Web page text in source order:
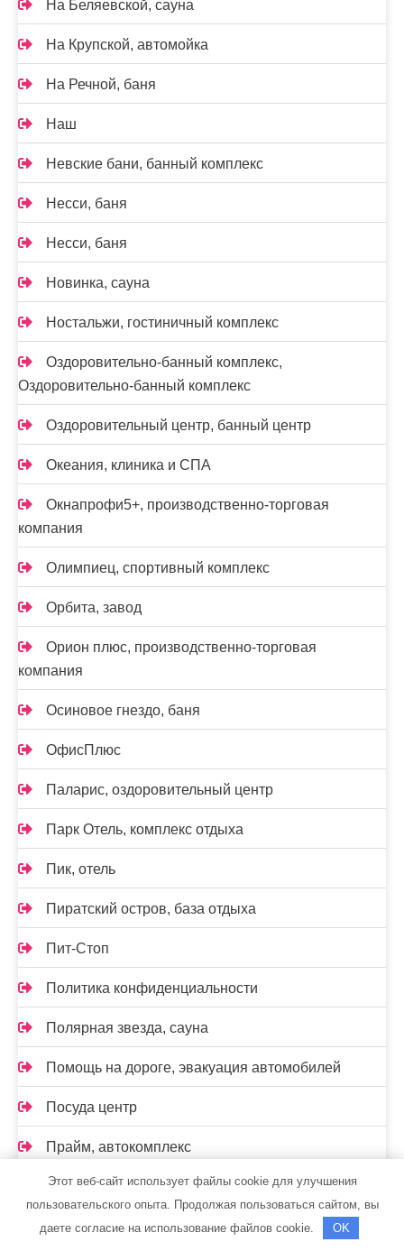
На Беляевской, сауна
На Крупской, автомойка
На Речной, баня
Наш
Невские бани, банный комплекс
Несси, баня
Несси, баня
Новинка, сауна
Ностальжи, гостиничный комплекс
Оздоровительно-банный комплекс,
Оздоровительно-банный комплекс
Оздоровительный центр, банный центр
Океания, клиника и СПА
Окнапрофи5+, производственно-торговая
компания
Олимпиец, спортивный комплекс
Орбита, завод
Орион плюс, производственно-торговая
компания
Осиновое гнездо, баня
ОфисПлюс
Паларис, оздоровительный центр
Парк Отель, комплекс отдыха
Пик, отель
Пиратский остров, база отдыха
Пит-Стоп
Политика конфиденциальности
Полярная звезда, сауна
Помощь на дороге, эвакуация автомобилей
Посуда центр
Прайм, автокомплекс
Промхим
Пушкинский
Этот веб-сайт использует файлы cookie для улучшения
пользовательского опыта. Продолжая пользоваться сайтом, вы
даете согласие на использование файлов cookie.
OK